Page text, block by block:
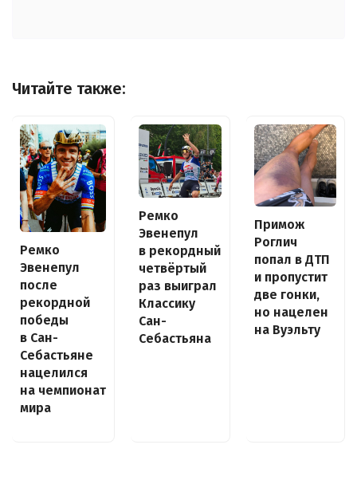
Читайте также:
Ремко
Эвенепул
после
рекордной
победы
в Сан-
Себастьяне
нацелился
на чемпионат
мира
Ремко
Эвенепул
в рекордный
четвёртый
раз выиграл
Классику
Сан-
Себастьяна
Примож
Роглич
попал в ДТП
и пропустит
две гонки,
но нацелен
на Вуэльту